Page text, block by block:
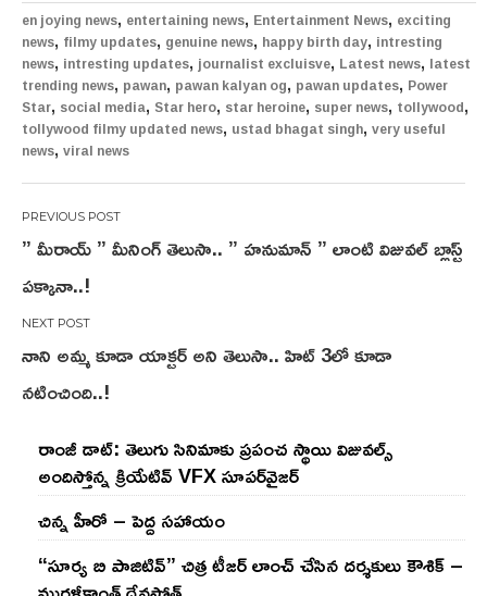
en joying news, entertaining news, Entertainment News, exciting
news, filmy updates, genuine news, happy birth day, intresting
news, intresting updates, journalist excluisve, Latest news, latest
trending news, pawan, pawan kalyan og, pawan updates, Power
Star, social media, Star hero, star heroine, super news, tollywood,
tollywood filmy updated news, ustad bhagat singh, very useful
news, viral news
Post
navigation
” మీరాయ్ ” మీనింగ్ తెలుసా.. ” హనుమాన్ ” లాంటి విజువల్ బ్లాస్ట్
పక్కానా..!
నాని అమ్మ కూడా యాక్టర్ అని తెలుసా.. హిట్ 3లో కూడా
నటించింది..!
రాంజీ డాట్: తెలుగు సినిమాకు ప్రపంచ స్థాయి విజువల్స్
అందిస్తోన్న క్రియేటివ్ VFX సూపర్‌వైజర్
చిన్న హీరో – పెద్ద సహాయం
“సూర్య బి పాజిటివ్” చిత్ర టీజర్ లాంచ్ చేసిన‌ దర్శకులు కౌశిక్ –